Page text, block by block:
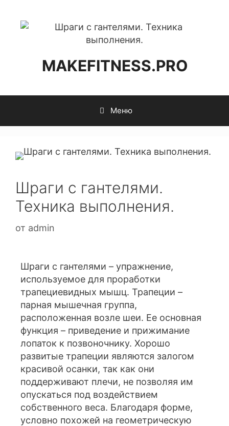
MAKEFITNESS.PRO
Меню
Шраги с гантелями.
Техника выполнения.
от admin
Шраги с гантелями – упражнение,
используемое для проработки
трапециевидных мышц. Трапеции –
парная мышечная группа,
расположенная возле шеи. Ее основная
функция – приведение и прижимание
лопаток к позвоночнику. Хорошо
развитые трапеции являются залогом
красивой осанки, так как они
поддерживают плечи, не позволяя им
опускаться под воздействием
собственного веса. Благодаря форме,
условно похожей на геометрическую